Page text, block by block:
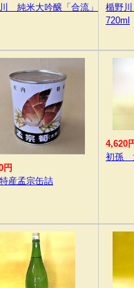
純米大吟醸「合流」
楯野
720ml
円
産孟宗缶詰
4,620
初孫